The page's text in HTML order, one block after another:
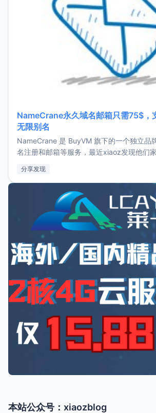
NameCrane永久域名邮箱只需75$，
无限别名
NameCrane 是 BuyVM 旗下的一个独立品
名注册和邮箱等服务，最近xiaoz发现他们
又实惠的域名邮箱，不妨尝试一下
NameCraneNameCrane不支持直接注册
分享发现
本站公众号：xiaozblog